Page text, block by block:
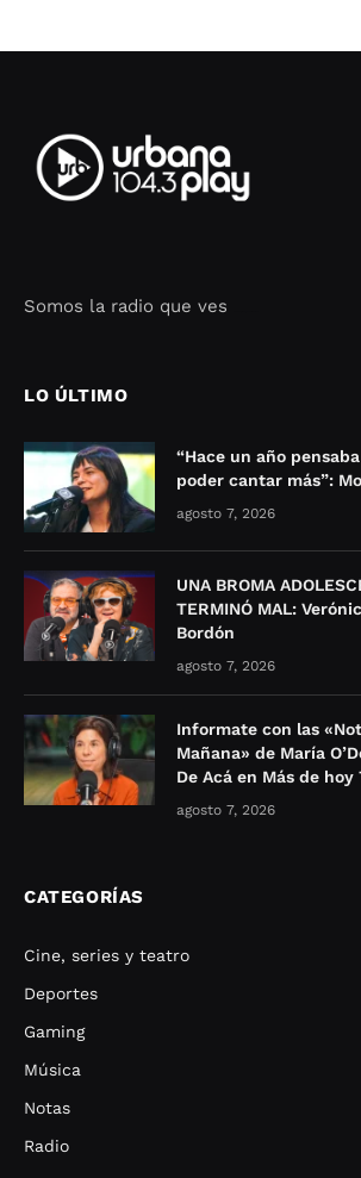
Somos la radio que ves
LO ÚLTIMO
“Hace un año
poder cantar más”:
agosto 7, 2026
UNA BROMA
TERMINÓ MAL:
Bordón
agosto 7, 2026
Informate con las
Mañana» de María
De Acá en Más de hoy
agosto 7, 2026
CATEGORÍAS
Cine, series y teatro
Deportes
Gaming
Música
Notas
Radio